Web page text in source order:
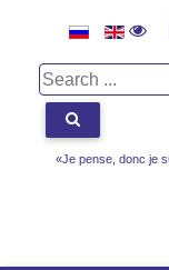
«Je pense, donc je